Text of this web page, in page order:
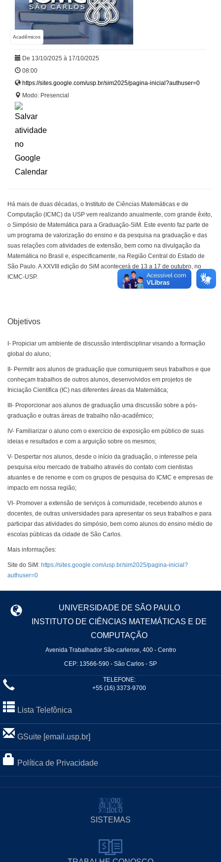
Acadêmicos
De 13/10/2025 à 17/10/2025
08:00
https://sites.google.com/usp.br/sim2025/pagina-inicial?authuser=0
Modo: Presencial
Há mais de duas décadas, o Instituto de Ciências Matemáticas e de
Computação (ICMC) da USP vem realizando anualmente, com grande êxito,
o Simpósio de Matemática para a Graduação-SiM. Este evento faz parte de
um programa de valorização do ensino e da pesquisa na graduação e das
suas relações com atividades de extensão, bem como na divulgação da
Matemática no Brasil e, especificamente, na Região Central do Estado de
São Paulo. A XXVIII edição do SiM acontecerá de 13 a 17 de outubro, no
ICMC-USP.
Objetivos
I- Propiciar um ambiente de discussão interdisciplinar visando a formação
global do aluno;
II- Permitir aos alunos de graduação que comuniquem seus trabalhos e que
conheçam trabalhos de outros alunos, desenvolvidos em projetos de
Iniciação Científica (IC) nas diferentes áreas da Matemática;
III- Proporcionar aos alunos de graduação uma discussão sobre a pós-
graduação e outras áreas de trabalho não-acadêmico;
IV- Familiarizar o aluno com o exercício de exposição em público de suas
ideias e resultados e com a arguição sobre os mesmos;
V- Despertar nos alunos, desde o início da graduação, o interesse pela
pesquisa e/ou mercado de trabalho através do contato com cientistas
atuantes e de renome e com os grupos de pesquisa do ICMC e empresas de
impacto em nossa região;
VI- Promover a extensão de serviços à comunidade, recebendo alunos e
docentes, de outras universidades para apresentar os seus trabalhos e para
participar das atividades do simpósio, bem como alunos do ensino médio de
escolas públicas da cidade de São Carlos.
Mais informações:
Site do SiM: https://sites.google.com/usp.br/sim2025/pagina-inicial?
authuser=0
UNIVERSIDADE DE SÃO PAULO
INSTITUTO DE CIÊNCIAS MATEMÁTICAS E DE
COMPUTAÇÃO
Avenida Trabalhador São-carlense, 400 - Centro
CEP: 13566-590 - São Carlos - SP
TELEFONE:
+55 (16) 3373-9700
Lista Telefônica
GSuite [email.usp.br]
Política de Privacidade
SISTEMAS